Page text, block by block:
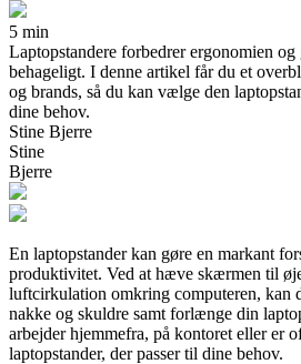
5 min
Laptopstandere forbedrer ergonomien og
behageligt. I denne artikel får du et
og brands, så du kan vælge den
dine behov.
Stine Bjerre
Stine
Bjerre
En laptopstander kan gøre en markant
produktivitet. Ved at hæve skærmen til
luftcirkulation omkring computeren, kan
nakke og skuldre samt forlænge din
arbejder hjemmefra, på kontoret eller er
laptopstander, der passer til dine behov.